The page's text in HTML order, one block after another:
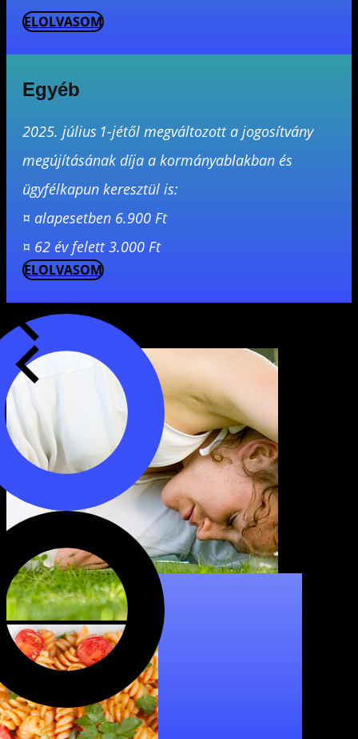
ELOLVASOM
Egyéb
2025. július 1-jétől megváltozott a jogosítvány
megújításának díja a kormányablakban és
ügyfélkapun keresztül is:
¤ alapesetben 6.900 Ft
¤ 62 év felett 3.000 Ft
ELOLVASOM